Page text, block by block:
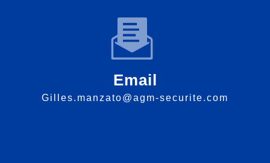
Email
gilles.manzato@agm-securite.com